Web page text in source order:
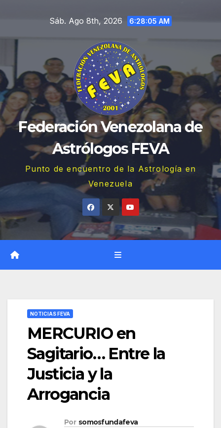
contenido
Sáb. Ago 8th, 2026 6:28:06 AM
Federación Venezolana de
Astrólogos FEVA
Punto de encuentro de la Astrología en
Venezuela
NOTICIAS FEVA
MERCURIO en
Sagitario… Entre la
Justicia y la
Arrogancia
Por somosfundafeva